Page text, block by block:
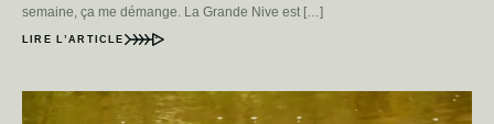
semaine, ça me démange. La Grande Nive est […]
LIRE L’ARTICLE